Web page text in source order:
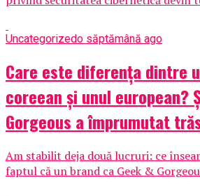
Uncategorizedo săptămână ago
Care este diferența dintre
coreean și unul european?
Gorgeous a împrumutat
Am stabilit deja două lucruri: ce
faptul că un brand ca Geek &